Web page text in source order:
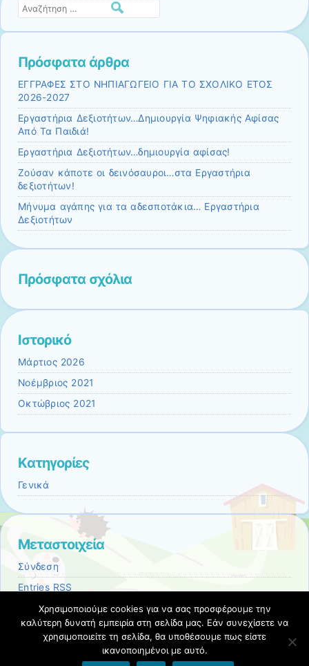
Αναζήτηση
Πρόσφατα άρθρα
ΕΓΓΡΑΦΕΣ ΣΤΟ ΝΗΠΙΑΓΩΓΕΙΟ ΓΙΑ ΤΟ ΣΧΟΛΙΚΟ ΕΤΟΣ
2026-2027
Εργαστήρια Δεξιοτήτων…Δημιουργία Ψηφιακής Αφίσας
Από Τα Παιδιά!
Εργαστήρια Δεξιοτήτων…δημιουργία αφίσας!
Ζούσαν κάποτε οι δεινόσαυροι…στα Εργαστήρια
δεξιοτήτων!
Μήνυμα αγάπης για τα αδεσποτάκια… Εργαστήρια
Δεξιοτήτων
Πρόσφατα σχόλια
Ιστορικό
Μάρτιος 2026
Νοέμβριος 2021
Οκτώβριος 2021
Kατηγορίες
Γενικά
Μεταστοιχεία
Σύνδεση
Entries RSS
CommentsRSS
Εκπαιδευτικές Κοινότητες & Ιστολόγια ΠΣΔ
Χρησιμοποιούμε cookies για να σας προσφέρουμε την
καλύτερη δυνατή εμπειρία στη σελίδα μας. Εάν συνεχίσετε να
χρησιμοποιείτε τη σελίδα, θα υποθέσουμε πως είστε
ικανοποιημένοι με αυτό.